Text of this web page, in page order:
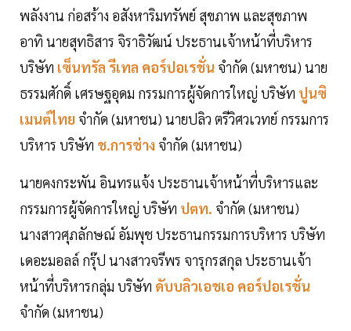
พลังงาน ก่อสร้าง อสังหาริมทรัพย์ สุขภาพ และสุขภาพ
อาทิ นายสุทธิสาร จิราธิวัฒน์ ประธานเจ้าหน้าที่บริหาร
บริษัท เซ็นทรัล รีเทล คอร์ปอเรชั่น จำกัด (มหาชน) นาย
ธรรมศักดิ์ เศรษฐอุดม กรรมการผู้จัดการใหญ่ บริษัท ปูนซิ
เมนต์ไทย จำกัด (มหาชน) นายปลิว ตรีวิศวเวทย์ กรรมการ
บริหาร บริษัท ช.การช่าง จำกัด (มหาชน)
นายคงกระพัน อินทรแจ้ง ประธานเจ้าหน้าที่บริหารและ
กรรมการผู้จัดการใหญ่ บริษัท ปตท. จำกัด (มหาชน)
นางสาวศุภลักษณ์ อัมพุช ประธานกรรมการบริหาร บริษัท
เดอะมอลล์ กรุ๊ป นางสาวจรีพร จารุกรสกุล ประธานเจ้า
หน้าที่บริหารกลุ่ม บริษัท ดับบลิวเอชเอ คอร์ปอเรชั่น
จำกัด (มหาชน)